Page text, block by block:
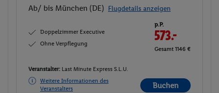
Ab/ bis München (DE) Flugdetails anzeigen
Doppelzimmer Executive
Ohne Verpflegung
p.P.
573.-
Gesamt 1146 €
Veranstalter: Last Minute Express S.L.U.
Weitere Informationen des
Veranstalters
Buchen